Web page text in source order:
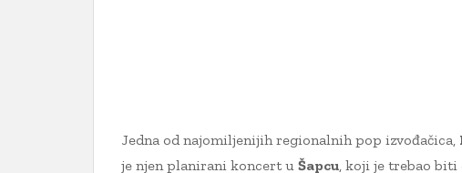
Jedna od najomiljenijih regionalnih pop izvođačica,
je njen planirani koncert u Šapcu, koji je trebao biti